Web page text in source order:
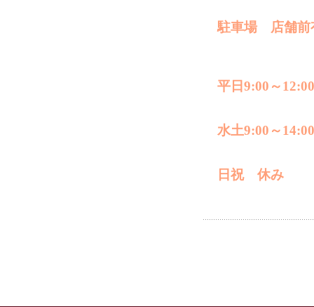
駐車場 店舗前
平日9:00～
水土9:00～14:00
日祝 休み